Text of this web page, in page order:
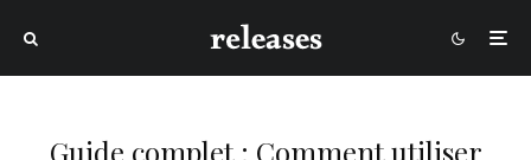
Guide complet : Comment utiliser